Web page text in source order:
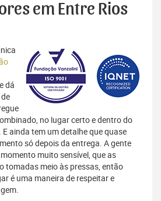
em Entre Rios
dá
no lugar certo e dentro do
ainda tem um detalhe que quase
só depois da entrega. A gente
muito sensível, que as
tomadas meio às pressas, então
é uma maneira de respeitar e